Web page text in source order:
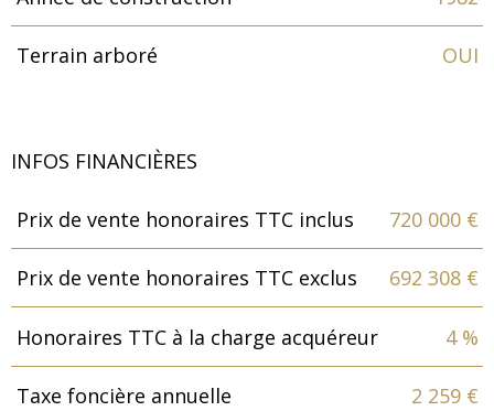
Terrain arboré OUI
INFOS FINANCIÈRES
Caractéristiques Valeurs
Prix de vente honoraires TTC inclus 720 000 €
Prix de vente honoraires TTC exclus 692 308 €
Honoraires TTC à la charge acquéreur 4 %
Taxe foncière annuelle 2 259 €